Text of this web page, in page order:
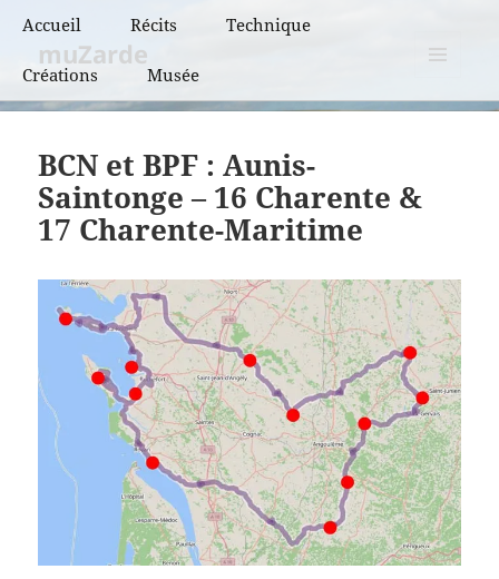
Accueil Récits
BCN et BPF
PBP
Super randonnées
Flèches de France
Flèches de France
« vintage »
Technique
Créations Musée
muZarde
ET
BCN et BPF : Aunis-
Saintonge – 16 Charente &
17 Charente-Maritime